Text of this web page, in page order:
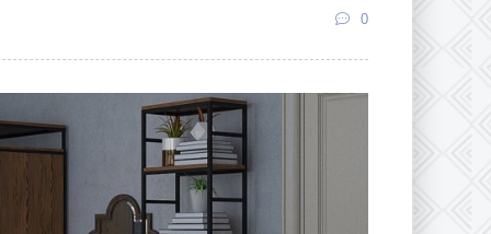
0